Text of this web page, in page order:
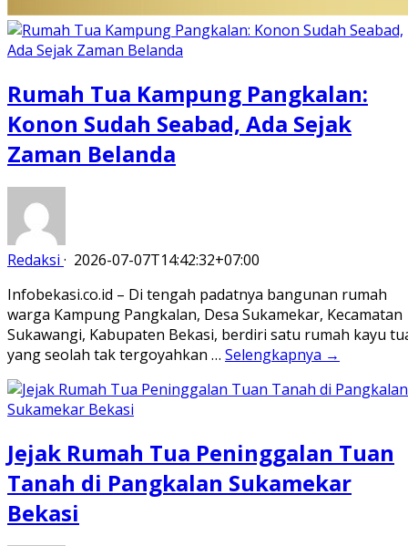
Rumah Tua Kampung Pangkalan:
Konon Sudah Seabad, Ada Sejak
Zaman Belanda
Redaksi · 2026-07-07T14:42:32+07:00
Infobekasi.co.id – Di tengah padatnya bangunan rumah
warga Kampung Pangkalan, Desa Sukamekar, Kecamatan
Sukawangi, Kabupaten Bekasi, berdiri satu rumah kayu
yang seolah tak tergoyahkan … Selengkapnya →
Jejak Rumah Tua Peninggalan Tuan
Tanah di Pangkalan Sukamekar
Bekasi